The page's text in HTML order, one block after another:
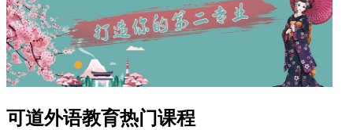
可道外语教育热门课程